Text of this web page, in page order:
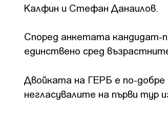
Калфин и Стефан Данаилов.
Според анкетата кандидат-
единствено сред
Двойката на ГЕРБ е по-
негласувалите на първи